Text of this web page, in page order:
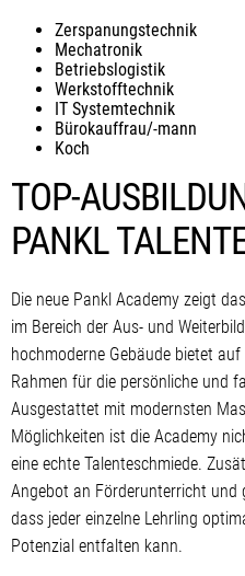
Zerspanungstechnik
Mechatronik
Betriebslogistik
Werkstofftechnik
IT Systemtechnik
Bürokauffrau/-mann
Koch
TOP-
PANKL
Die neue Pankl Academy zeigt
im Bereich der Aus- und
hochmoderne Gebäude bietet
Rahmen für die persönliche und
Ausgestattet mit modernsten
Möglichkeiten ist die Academy
eine echte Talenteschmiede.
Angebot an Förderunterricht und
dass jeder einzelne Lehrling
Potenzial entfalten kann.